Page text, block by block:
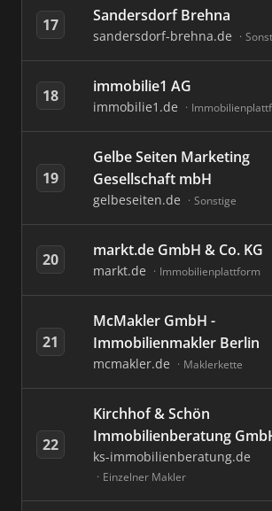
17 Sandersdorf Brehna
sandersdorf-brehna.de
18 immobilie1 AG
immobilie1.de
19
Gelbe Seiten Marketing
Gesellschaft mbH
gelbeseiten.de Sonstige
20 markt.de GmbH & Co. KG
markt.de Immobilienplattform
21
McMakler GmbH -
Immobilienmakler Berlin
mcmakler.de Maklerkette
22
Kirchhof & Schön
Immobilienberatung
ks-immobilienberatung.de
Einzelner Makler